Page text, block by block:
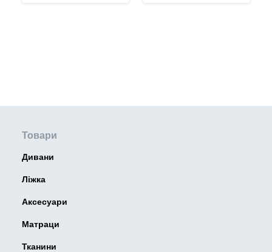
Товари
Дивани
Ліжка
Аксесуари
Матраци
Тканини